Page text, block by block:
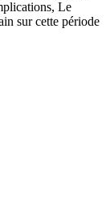
Le
sur cette période